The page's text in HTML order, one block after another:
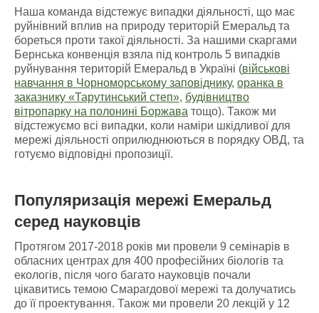
Наша команда відстежує випадки діяльності, що має
руйнівний вплив на природу територій Емеральд та
бореться проти такої діяльності. За нашими скаргами
Бернська конвенція взяла під контроль 5 випадків
руйнування територій Емеральд в Україні (військові
навчання в Чорноморському заповіднику, оранка в
заказнику «Тарутинський степ», будівництво
вітропарку на полонині Боржава тощо). Також ми
відстежуємо всі випадки, коли наміри шкідливої для
мережі діяльності оприлюднюються в порядку ОВД, та
готуємо відповідні пропозиції.
Популяризація мережі Емеральд
серед науковців
Протягом 2017-2018 років ми провели 9 семінарів в
обласних центрах для 400 професійних біологів та
екологів, після чого багато науковців почали
цікавитись темою Смарагдової мережі та долучатись
до її проектування. Також ми провели 20 лекцій у 12